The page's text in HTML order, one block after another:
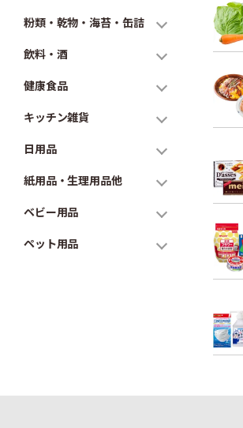
粉類・乾物・海苔・缶詰
飲料・酒
健康食品
キッチン雑貨
日用品
紙用品・生理用品他
ベビー用品
ペット用品